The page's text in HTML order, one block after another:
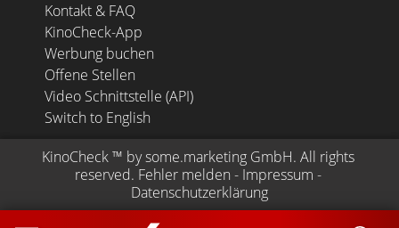
Kontakt & FAQ
KinoCheck-App
Werbung buchen
Offene Stellen
Video Schnittstelle (API)
Switch to English
KinoCheck ™ by some.marketing GmbH. All rights
reserved. Fehler melden - Impressum -
Datenschutzerklärung